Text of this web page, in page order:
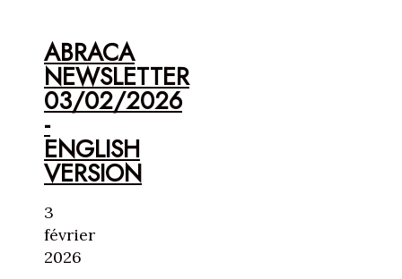
ABRACA
NEWSLETTER
03/02/2026
-
ENGLISH
VERSION
3
février
2026